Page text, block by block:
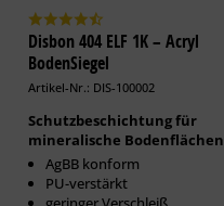
Disbon 404 ELF 1K – Acryl
BodenSiegel
Artikel-Nr.: DIS-100002
Schutzbeschichtung für
mineralische Bodenflächen
AgBB konform
PU-verstärkt